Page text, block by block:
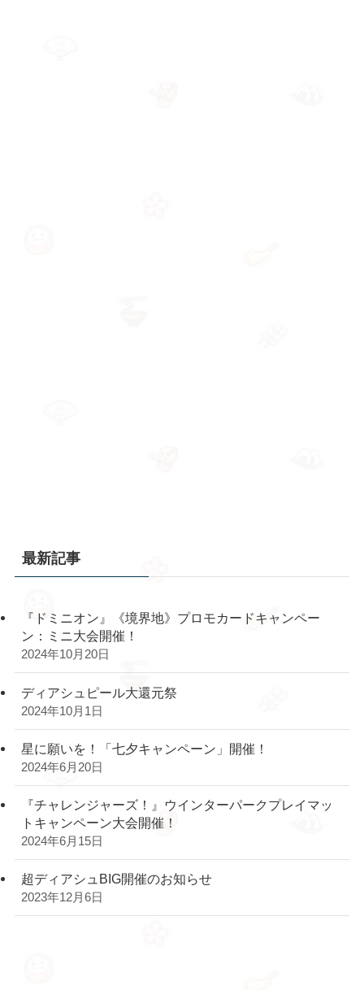
最新記事
『ドミニオン』《境界地》プロモカードキャンペー
ン：ミニ大会開催！
2024年10月20日
ディアシュピール大還元祭
2024年10月1日
星に願いを！「七夕キャンペーン」開催！
2024年6月20日
『チャレンジャーズ！』ウインターパークプレイマッ
トキャンペーン大会開催！
2024年6月15日
超ディアシュBIG開催のお知らせ
2023年12月6日